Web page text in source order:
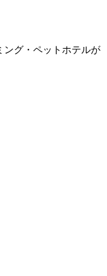
ング・ペットホテルが